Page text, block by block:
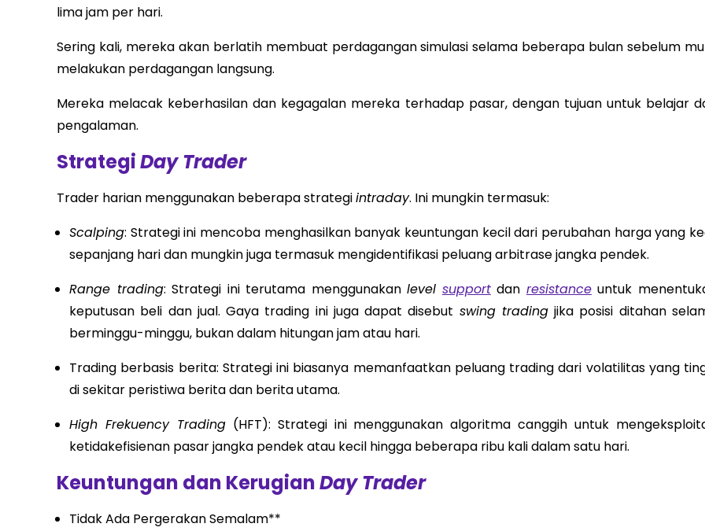
lima jam per hari.
Sering kali, mereka akan berlatih membuat perdagangan simulasi selama beberapa bulan sebelum
melakukan perdagangan langsung.
Mereka melacak keberhasilan dan kegagalan mereka terhadap pasar, dengan tujuan untuk belajar
pengalaman.
StrategiDay Trader
Trader harian menggunakan beberapa strategiintraday. Ini mungkin termasuk:
Scalping: Strategi ini mencoba menghasilkan banyak keuntungan kecil dari perubahan harga yang
sepanjang hari dan mungkin juga termasuk mengidentifikasi peluang arbitrase jangka pendek.
Range trading: Strategi ini terutama menggunakanlevel supportdan resistanceuntuk
keputusan beli dan jual. Gaya trading ini juga dapat disebut swing tradingjika posisi ditahan
berminggu-minggu, bukan dalam hitungan jam atau hari.
Trading berbasis berita: Strategi ini biasanya memanfaatkan peluang trading dari volatilitas yang
di sekitar peristiwa berita dan berita utama.
High Frekuency Trading(HFT): Strategi ini menggunakan algoritma canggih untuk
ketidakefisienan pasar jangka pendek atau kecil hingga beberapa ribu kali dalam satu hari.
Keuntungan dan KerugianDay Trader
Tidak Ada Pergerakan Semalam**